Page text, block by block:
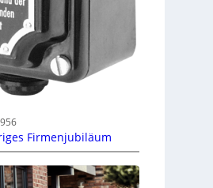
Firmenjubiläum